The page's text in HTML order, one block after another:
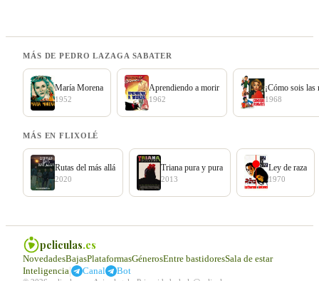
MÁS DE PEDRO LAZAGA SABATER
María Morena
1952
Aprendiendo a morir
1962
¡Cómo sois las
1968
MÁS EN FLIXOLÉ
Rutas del más allá
2020
Triana pura y pura
2013
Ley de raza
1970
peliculas.es
NovedadesBajasPlataformasGénerosEntre bastidoresSala de estar
Inteligencia| Canal Bot